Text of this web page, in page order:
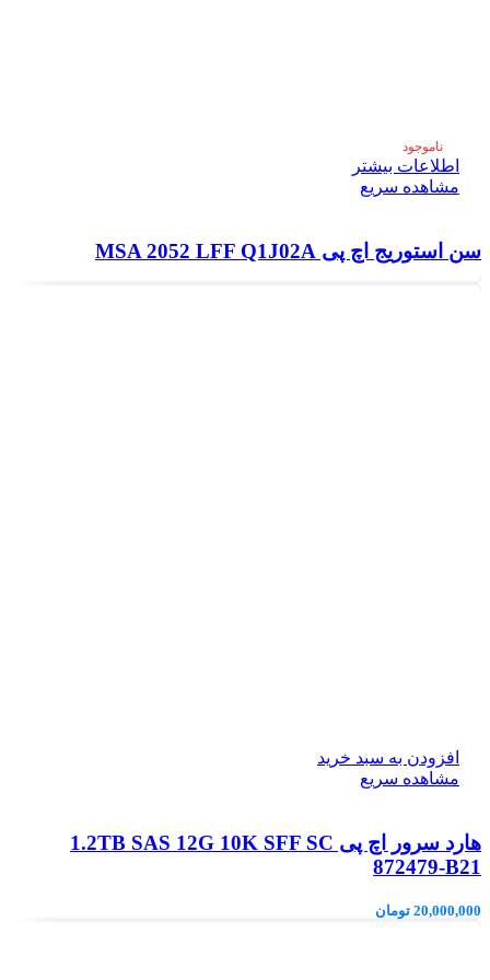
ناموجود
اطلاعات بیشتر
مشاهده سریع
سن استوریج اچ پی MSA 2052 LFF Q1J02A
افزودن به سبد خرید
مشاهده سریع
هارد سرور اچ پی 1.2TB SAS 12G 10K SFF SC
872479-B21
20,000,000 تومان